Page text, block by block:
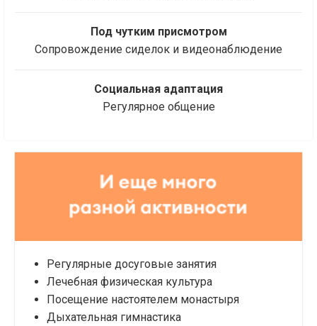
Под чутким присмотром
Сопровождение сиделок и видеонаблюдение
Социальная адаптация
Регулярное общение
Регулярные досуговые занятия
Лечебная физическая культура
Посещение настоятелем монастыря
Дыхательная гимнастика